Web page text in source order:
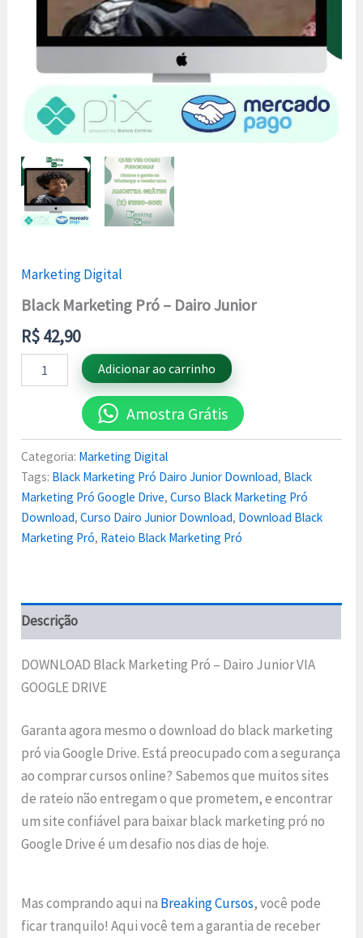
Marketing Digital
Black Marketing Pró – Dairo Junior
R$42,90
Adicionar ao carrinho
Amostra Grátis
Categoria: Marketing Digital
Tags: Black Marketing Pró Dairo Junior Download, Black
Marketing Pró Google Drive,Curso Black Marketing Pró
Download,Curso Dairo Junior Download, Download Black
Marketing Pró, Rateio Black Marketing Pró
Descrição
DOWNLOAD Black Marketing Pró – Dairo Junior VIA
GOOGLE DRIVE
Garanta agora mesmo o download do black marketing
pró via Google Drive. Está preocupado com a segurança
ao comprar cursos online? Sabemos que muitos sites
de rateio não entregam o que prometem, e encontrar
um site confiável para baixar black marketing pró no
Google Drive é um desafio nos dias de hoje.
Mas comprando aqui na Breaking Cursos, você pode
ficar tranquilo! Aqui você tem a garantia de receber